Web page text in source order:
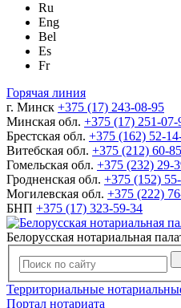
Ru
Eng
Bel
Es
Fr
Горячая линия
г. Минск +375 (17) 243-08-95
Минская обл. +375 (17) 251-07-
Брестская обл. +375 (162) 52-
Витебская обл. +375 (212) 60-
Гомельская обл. +375 (232) 29-
Гродненская обл. +375 (152)
Могилевская обл. +375 (222)
БНП +375 (17) 323-59-34
Белорусская нотариальная
Территориальные
Портал нотариата